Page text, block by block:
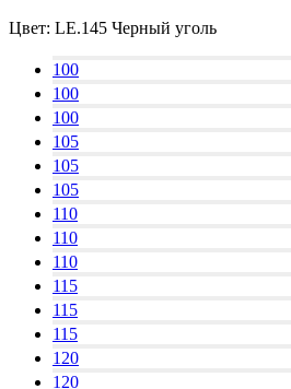
Цвет: LE.145 Черный уголь
100
100
100
105
105
105
110
110
110
115
115
115
120
120